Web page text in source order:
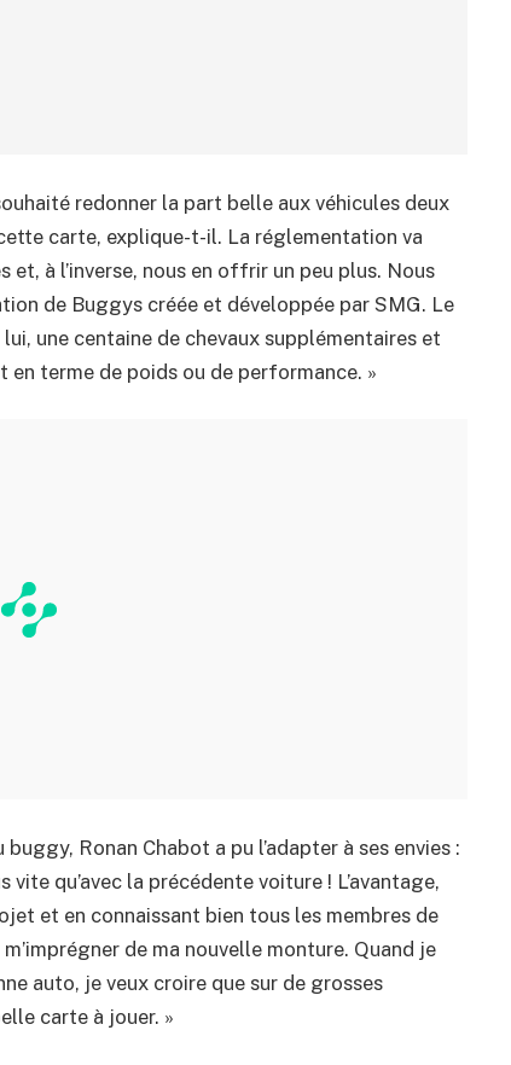
redonner la part belle aux véhicules deux
carte, explique-t-il. La réglementation va
à l’inverse, nous en offrir un peu plus. Nous
de Buggys créée et développée par SMG. Le
une centaine de chevaux supplémentaires et
terme de poids ou de performance. »
Ronan Chabot a pu l’adapter à ses envies :
vite qu’avec la précédente voiture ! L’avantage,
et en connaissant bien tous les membres de
de ma nouvelle monture. Quand je
auto, je veux croire que sur de grosses
carte à jouer. »